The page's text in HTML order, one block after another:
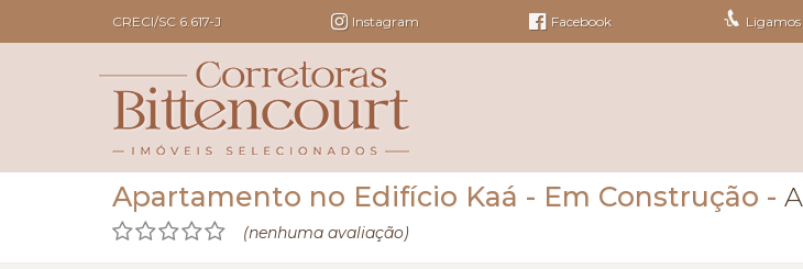
CRECI/SC 6.617-J Instagram Facebook Ligamos
Apartamento no Edifício Kaá - Em Construção -
(nenhuma avaliação)